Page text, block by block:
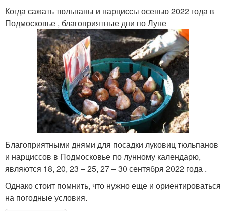
Когда сажать тюльпаны и нарциссы осенью 2022 года в
Подмосковье , благоприятные дни по Луне
Благоприятными днями для посадки луковиц тюльпанов
и нарциссов в Подмосковье по лунному календарю,
являются 18, 20, 23 – 25, 27 – 30 сентября 2022 года .
Однако стоит помнить, что нужно еще и ориентироваться
на погодные условия.